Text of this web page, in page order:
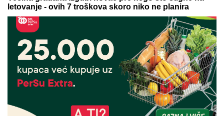
KRVAVA ČITULJA POKRENULA PAKAO U
BALKANSKOM GRADU?!Opsadno stanje na
ulicama, MECI LETE NA SVE STRANE: Drama
počela ubistvom na sastanku zbog duga Zviceru,
onda je usledio HAOS (FOTO)
SUPERKOLONIJA MRAVA DUGA
6.000 KM TAKOĐE SE ŠIRI
Preseca severnu Italiju,
južnu Francusku, Španiju i Portugal